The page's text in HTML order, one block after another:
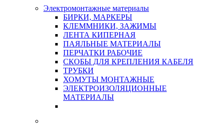
Электромонтажные материалы
БИРКИ, МАРКЕРЫ
КЛЕММНИКИ, ЗАЖИМЫ
ЛЕНТА КИПЕРНАЯ
ПАЯЛЬНЫЕ МАТЕРИАЛЫ
ПЕРЧАТКИ РАБОЧИЕ
СКОБЫ ДЛЯ КРЕПЛЕНИЯ КАБЕЛЯ
ТРУБКИ
ХОМУТЫ МОНТАЖНЫЕ
ЭЛЕКТРОИЗОЛЯЦИОННЫЕ
МАТЕРИАЛЫ